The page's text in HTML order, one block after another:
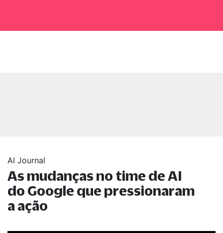
AI Journal
As mudanças no time de AI
do Google que pressionaram
a ação